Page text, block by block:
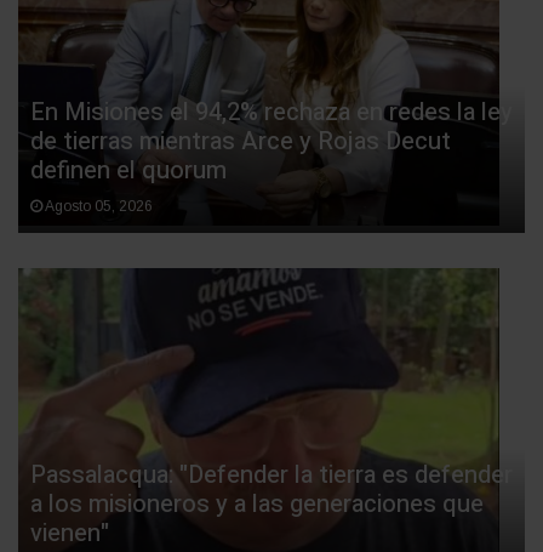
En Misiones el 94,2% rechaza en redes la ley
de tierras mientras Arce y Rojas Decut
definen el quorum
Agosto 05, 2026
Passalacqua: "Defender la tierra es defender
a los misioneros y a las generaciones que
vienen"